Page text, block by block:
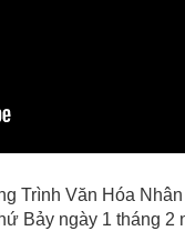
Trình Văn Hóa
Bảy ngày 1 tháng 2